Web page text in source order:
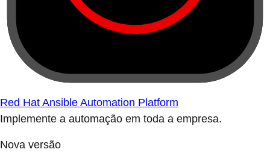
Red Hat Ansible Automation Platform
Implemente a automação em toda a empresa.
Nova versão